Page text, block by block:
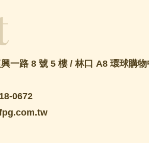
一路 8 號 5 樓 / 林口 A8 環球購
0672